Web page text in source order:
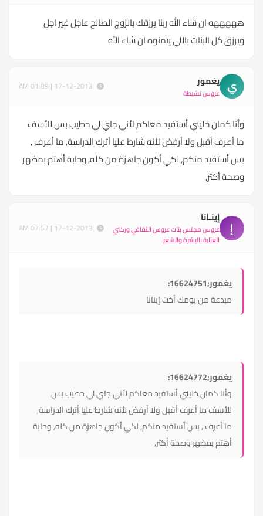
هههههه ان شاء الله ربنا يرزقك بالزوج الصالح عاجل غير اجل
ويرزق كل البنات باللي يتمنوه ان شاء الله
ي يغمور
عروس نشيطة
وأنا كمان خليني أستفيد معاكم لأني جاي لي حطيب بس للأسف
ما أعرف أقبل ولا أرفض لأنه شارط عليا أترك الدراسة, ما أعرف ,
بس أستفيد منكم, لكي أكون جاهزة من كله, وحابة أهتم بمظهر
وصحة أكثر,
إ
إينـانا
عروس مجلس بنات عروس الثقافي وركني
العناية بالبشرة والشعر
يغمور;16624751:
مبدعة من يومك أخت إينانا
يغمور;16624772:
وأنا كمان خليني أستفيد معاكم لأني جاي لي حطيب بس
للأسف ما أعرف أقبل ولا أرفض لأنه شارط عليا أترك الدراسة,
ما أعرف , بس أستفيد منكم, لكي أكون جاهزة من كله, وحابة
أهتم بمظهر وصحة أكثر,